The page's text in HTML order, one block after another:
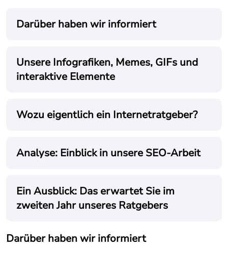
Darüber haben wir informiert
Unsere Infografiken, Memes, GIFs und
interaktive Elemente
Wozu eigentlich ein Internetratgeber?
Analyse: Einblick in unsere SEO-Arbeit
Ein Ausblick: Das erwartet Sie im
zweiten Jahr unseres Ratgebers
Darüber haben wir informiert